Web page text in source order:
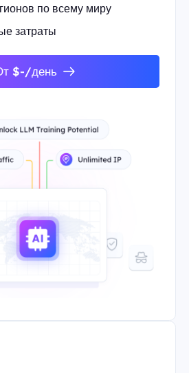
по всему миру
затраты
$-/день